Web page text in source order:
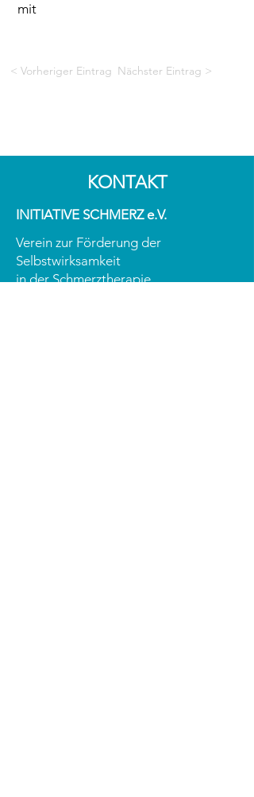
mit
< Vorheriger Eintrag Nächster Eintrag >
KONTAKT
INITIATIVE SCHMERZ e.V.
Verein zur Förderung der
Selbstwirksamkeit
in der Schmerztherapie